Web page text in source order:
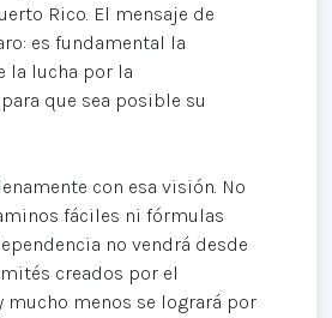
Rico. El mensaje de
es fundamental la
la lucha por la
que sea posible su
con esa visión. No
fáciles ni fórmulas
no vendrá desde
creados por el
menos se logrará por